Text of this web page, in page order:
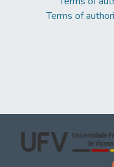
Terms of